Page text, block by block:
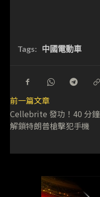
Tags: 中國電動車
前一篇文章
Cellebrite 發功！40 分鐘
解鎖特朗普槍擊犯手機